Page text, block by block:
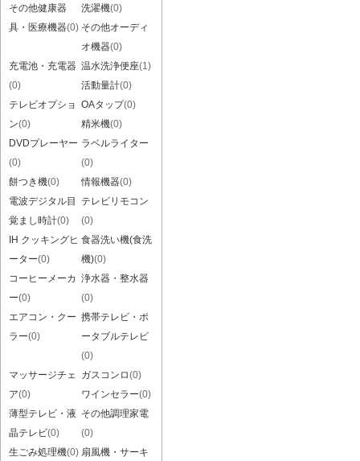
その他健康器
具・医療機器(0)
洗濯機(0)
その他オーディ
オ機器(0)
充電池・充電器
(0)
温水洗浄便座(1)
活動量計(0)
テレビオプショ
ン(0)
OAタップ(0)
精米機(0)
DVDプレーヤー
(0)
ラベルライター
(0)
餅つき機(0) 情報機器(0)
電波デジタル目
覚まし時計(0)
テレビリモコン
(0)
IH クッキングヒ
ーター(0)
食器洗い機(食洗
機)(0)
コーヒーメーカ
ー(0)
浄水器・整水器
(0)
エアコン・クー
ラー(0)
携帯テレビ・ポ
ータブルテレビ
(0)
マッサージチェ
ア(0)
ガスコンロ(0)
ワインセラー(0)
薄型テレビ・液
晶テレビ(0)
その他調理家電
(0)
生ごみ処理機(0) 扇風機・サーキ